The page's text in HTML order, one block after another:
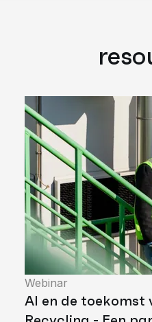
Webinar
AI en de toekomst